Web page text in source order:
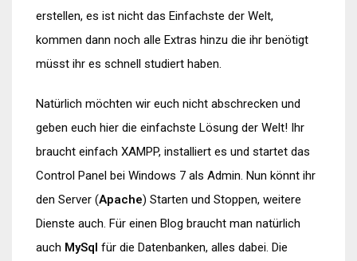
erstellen, es ist nicht das Einfachste der Welt,
kommen dann noch alle Extras hinzu die ihr benötigt
müsst ihr es schnell studiert haben.
Natürlich möchten wir euch nicht abschrecken und
geben euch hier die einfachste Lösung der Welt! Ihr
braucht einfach XAMPP, installiert es und startet das
Control Panel bei Windows 7 als Admin. Nun könnt ihr
den Server (Apache) Starten und Stoppen, weitere
Dienste auch. Für einen Blog braucht man natürlich
auch MySql für die Datenbanken, alles dabei. Die